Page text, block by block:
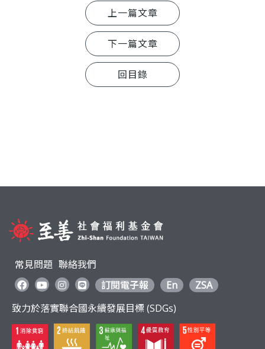
上一篇文章
下一篇文章
回目錄
常見問題 聯絡我們
訂閱電子報
En
ZSA
致力於落實聯合國永續發展目標 (SDGs)